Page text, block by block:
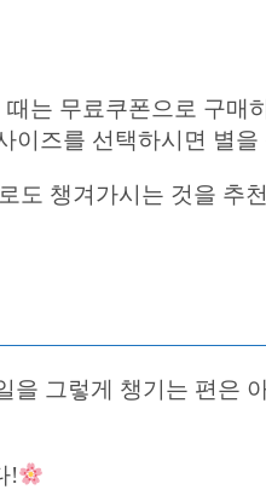
는 무료쿠폰으로 구매
이즈를 선택하시면 별
도 챙겨가시는 것을 추
그렇게 챙기는 편은
!